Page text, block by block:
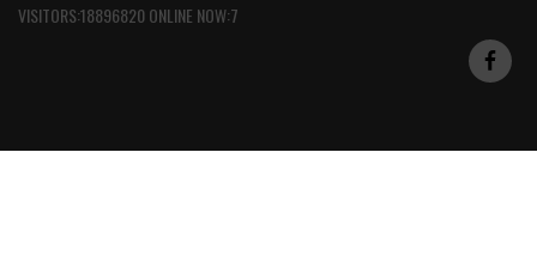
VISITORS:18896820 ONLINE NOW:7